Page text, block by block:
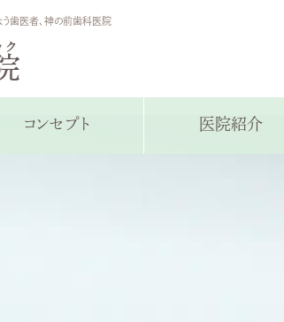
う歯医者、神の前歯科医院
コンセプト 医院紹介